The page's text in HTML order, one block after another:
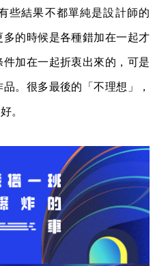
些結果不都單純是設計師的
的時候是各種錯加在一起才
加在一起折衷出來的，可是
。很多最後的「不理想」，
。